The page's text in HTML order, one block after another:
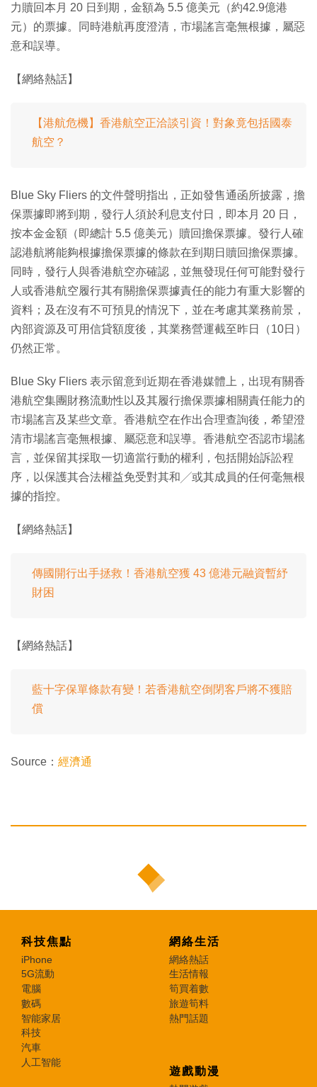
力贖回本月 20 日到期，金額為 5.5 億美元（約42.9億港
元）的票據。同時港航再度澄清，市場謠言毫無根據，屬惡
意和誤導。
【網絡熱話】
【港航危機】香港航空正洽談引資！對象竟包括國泰
航空？
Blue Sky Fliers 的文件聲明指出，正如發售通函所披露，擔
保票據即將到期，發行人須於利息支付日，即本月 20 日，
按本金金額（即總計 5.5 億美元）贖回擔保票據。發行人確
認港航將能夠根據擔保票據的條款在到期日贖回擔保票據。
同時，發行人與香港航空亦確認，並無發現任何可能對發行
人或香港航空履行其有關擔保票據責任的能力有重大影響的
資料；及在沒有不可預見的情況下，並在考慮其業務前景，
內部資源及可用信貸額度後，其業務營運截至昨日（10日）
仍然正常。
Blue Sky Fliers 表示留意到近期在香港媒體上，出現有關香
港航空集團財務流動性以及其履行擔保票據相關責任能力的
市場謠言及某些文章。香港航空在作出合理查詢後，希望澄
清市場謠言毫無根據、屬惡意和誤導。香港航空否認市場謠
言，並保留其採取一切適當行動的權利，包括開始訴訟程
序，以保護其合法權益免受對其和╱或其成員的任何毫無根
據的指控。
【網絡熱話】
傳國開行出手拯救！香港航空獲 43 億港元融資暫紓
財困
【網絡熱話】
藍十字保單條款有變！若香港航空倒閉客戶將不獲賠
償
Source： 經濟通
科技焦點
iPhone
5G流動
電腦
數碼
智能家居
科技
汽車
人工智能
網絡生活
網絡熱話
生活情報
筍買着數
旅遊筍料
熱門話題
遊戲動漫